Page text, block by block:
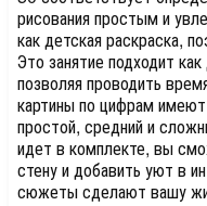
рисования простым и
как детская раскраска,
Это занятие подходит
позволяя проводить
картины по цифрам
простой, средний и
идет в комплекте, вы
стену и добавить уют в
сюжеты сделают вашу